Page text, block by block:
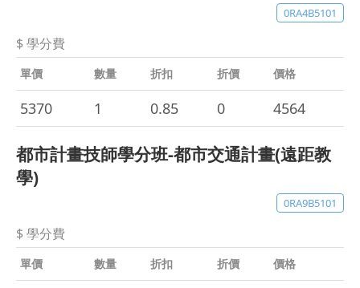
0RA4B5101
$ 學分費
單價 數量 折扣 折價 價格
5370 1 0.85 0 4564
都市計畫技師學分班-都市交通計畫(遠距教
學)
0RA9B5101
$ 學分費
單價 數量 折扣 折價 價格